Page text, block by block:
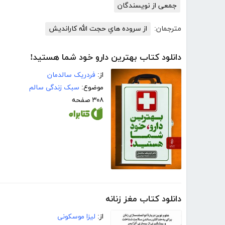
جمعی از نویسندگان
مترجمان: از سروده هایِ حجت الله کاراندیش
دانلود کتاب بهترین دارو خود شما هستید!
از: فردریک سالدمان
موضوع: سبک زندگی سالم
۳۰۸ صفحه
دانلود کتاب مغز زنانه
از: لیزا موسکونی